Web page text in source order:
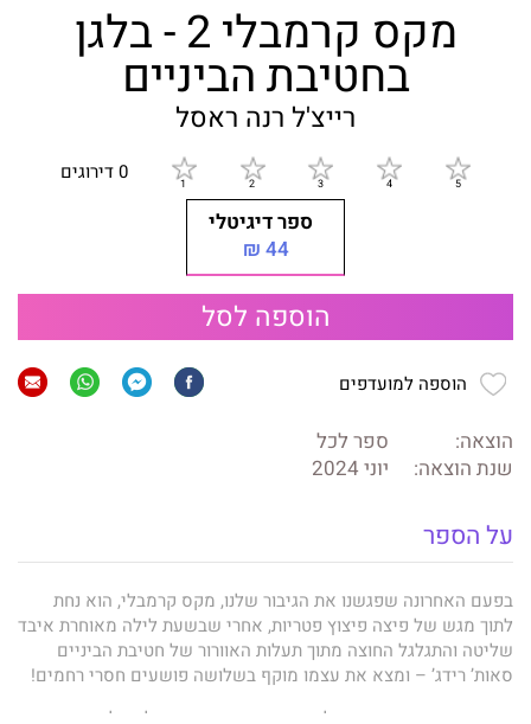
מקס קרמבלי 2 - בלגן
בחטיבת הביניים
רייצ'ל רנה ראסל
0 דירוגים
ספר דיגיטלי
44 ₪
הוספה לסל
הוספה למועדפים
הוצאה:
ספר לכל
שנת הוצאה:
יוני 2024
על הספר
בפעם האחרונה שפגשנו את הגיבור שלנו, מקס קרמבלי, הוא נחת
לתוך מגש של פיצה פיצוץ פטריות, אחרי שבשעת לילה מאוחרת איבד
שליטה והתגלגל החוצה מתוך תעלות האוורור של חטיבת הביניים
סאות’ רידג’ – ומצא את עצמו מוקף בשלושה פושעים חסרי רחמים!
האם הם יפוררו את מקס לפירורים כמו גבינת מוצרלה על פיצה פיצוץ